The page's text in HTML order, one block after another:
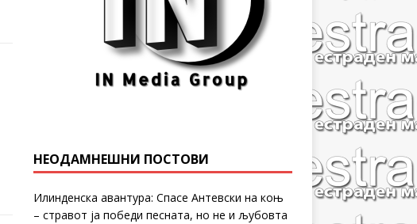
НЕОДАМНЕШНИ ПОСТОВИ
Илинденска авантура: Спасе Антевски на коњ
– стравот ја победи песната, но не и љубовта